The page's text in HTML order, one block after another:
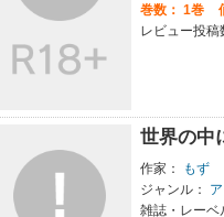
巻数： 1巻
レビュー投稿
世界の中
作家：
もず
ジャンル：
雑誌・レーベ